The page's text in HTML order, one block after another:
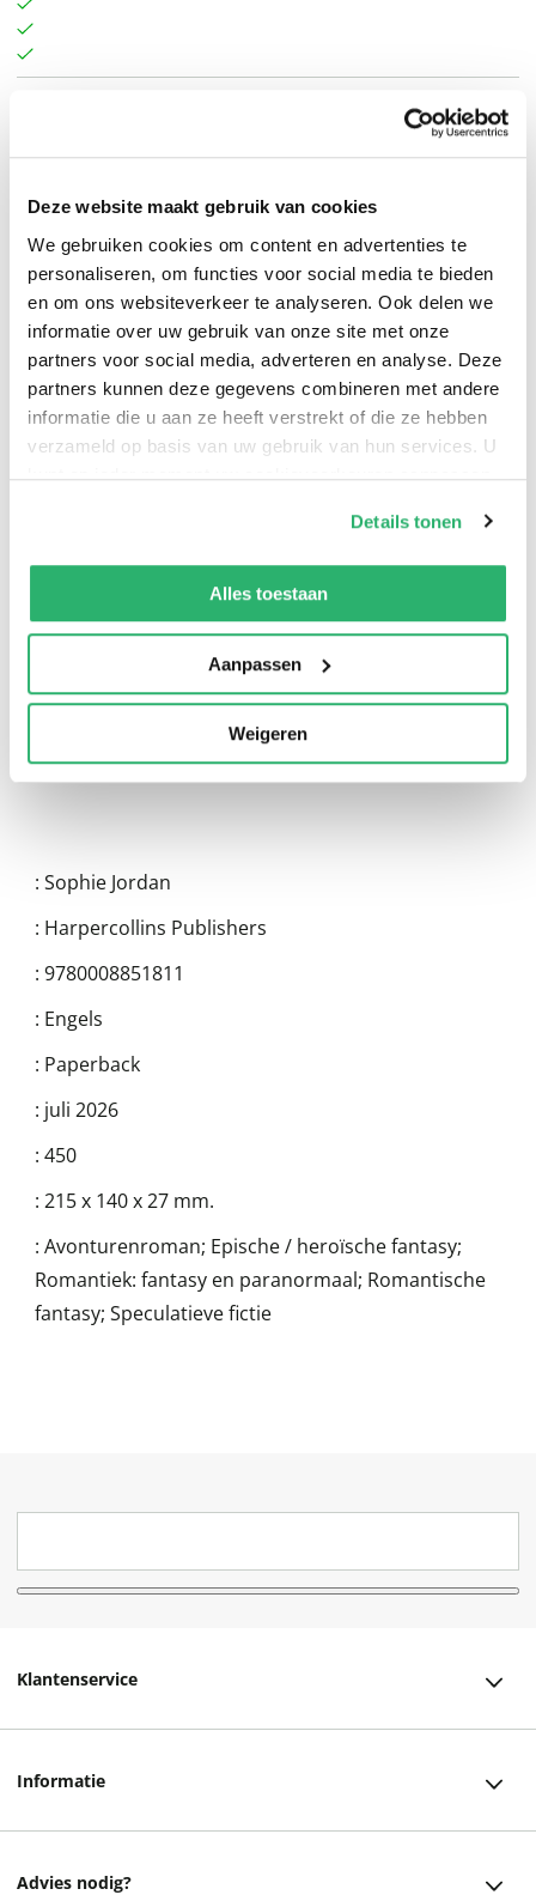
Deze website maakt gebruik van cookies
We gebruiken cookies om content en advertenties te
personaliseren, om functies voor social media te bieden
en om ons websiteverkeer te analyseren. Ook delen we
informatie over uw gebruik van onze site met onze
partners voor social media, adverteren en analyse. Deze
partners kunnen deze gegevens combineren met andere
informatie die u aan ze heeft verstrekt of die ze hebben
verzameld op basis van uw gebruik van hun services. U
kunt op ieder moment uw cookievoorkeuren aanpassen
We werken samen met13 derdendie uw gegevens
kunnen ontvangen en verwerken.
Details tonen
Alles toestaan
Aanpassen
Weigeren
How do you break a witch's curse?Sunday Times
bestselling author Sophie Jordan returns with an all-
dragons, set in the high-stakes world of A Fire in the Sky
and A Scar in the Bone.
0|0
: Sophie Jordan
: Harpercollins Publishers
: 9780008851811
: Engels
: Paperback
: juli 2026
: 450
: 215 x 140 x 27 mm.
: Avonturenroman; Epische / heroïsche fantasy;
Romantiek: fantasy en paranormaal; Romantische
fantasy; Speculatieve fictie
Klantenservice
Informatie
Advies nodig?